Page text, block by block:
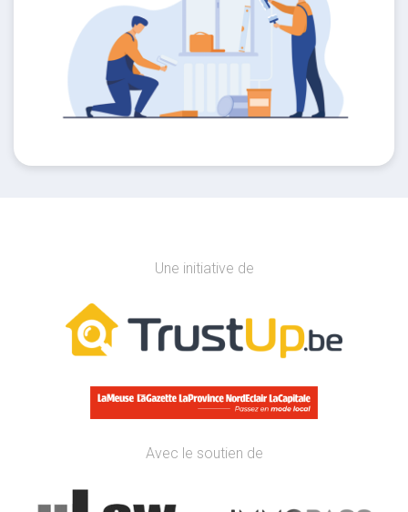
Une initiative de
Avec le soutien de